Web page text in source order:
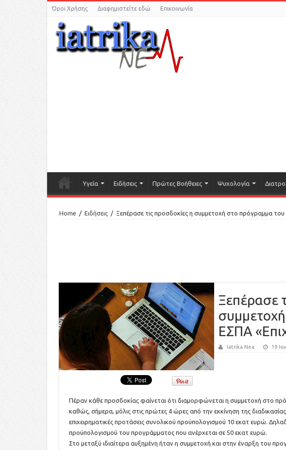
Όροι Χρήσης Διαφημιστείτε εδώ Επικοινωνία
Υγεία Ειδήσεις Πρώτες Βοήθειες Ψυχολογία
Home / Ειδήσεις / Ξεπέρασε τις προσδοκίες η συμμετοχή στο πρόγραμμα
Ξεπέρασε
ΕΣΠΑ
Iatrika Nea 19
Πέραν κάθε προσδοκίας φαίνεται ότι διαμορφώνεται η συμμετοχή στο
καθώς, σήμερα, μόλις στις πρώτες 4 ώρες από την εκκίνηση της
επιχειρηματικές προτάσεις συνολικού προϋπολογισμού 10 εκατ ευρώ.
προϋπολογισμού του προγράμματος που ανέρχεται σε 50 εκατ ευρώ.
Στο μεταξύ ιδιαίτερα αυξημένη ήταν η συμμετοχή και στην έναρξη του